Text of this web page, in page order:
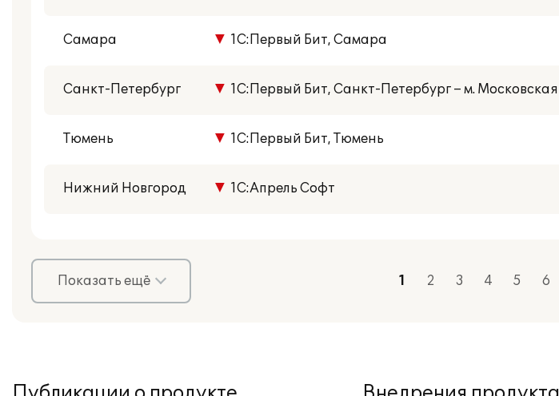
Самара ▼ 1С:Первый Бит, Самара
Санкт-Петербург ▼ 1С:Первый Бит, Санкт-Петербург – м. Московская
Тюмень ▼ 1С:Первый Бит, Тюмень
Нижний Новгород ▼ 1С:Апрель Софт
Показать ещё 1 2 3 4 5 6